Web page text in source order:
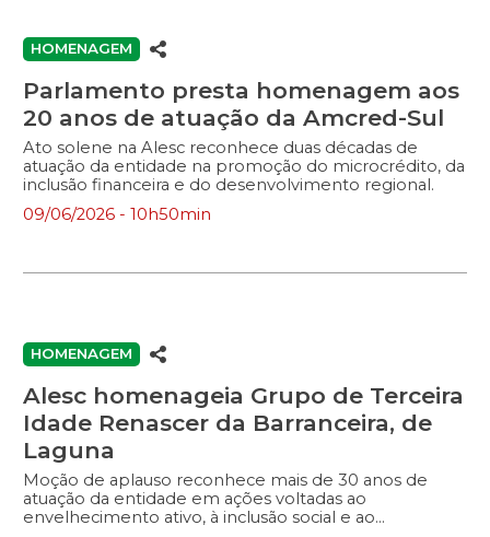
HOMENAGEM
Parlamento presta homenagem aos
20 anos de atuação da Amcred-Sul
Ato solene na Alesc reconhece duas décadas de
atuação da entidade na promoção do microcrédito, da
inclusão financeira e do desenvolvimento regional.
09/06/2026 - 10h50min
HOMENAGEM
Alesc homenageia Grupo de Terceira
Idade Renascer da Barranceira, de
Laguna
Moção de aplauso reconhece mais de 30 anos de
atuação da entidade em ações voltadas ao
envelhecimento ativo, à inclusão social e ao